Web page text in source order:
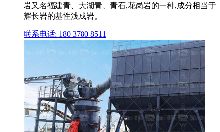
岩又名福建青、大湖青、青石,花岗岩的一种,成分相当于
辉长岩的基性浅成岩。
联系电话: 180 3780 8511